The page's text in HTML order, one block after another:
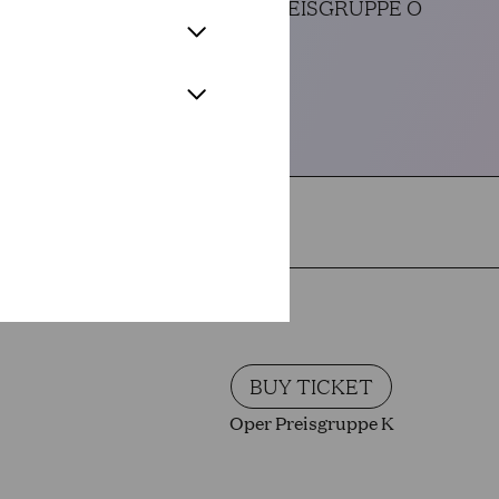
OPER PREISGRUPPE O
BUY TICKET
Oper Preisgruppe K